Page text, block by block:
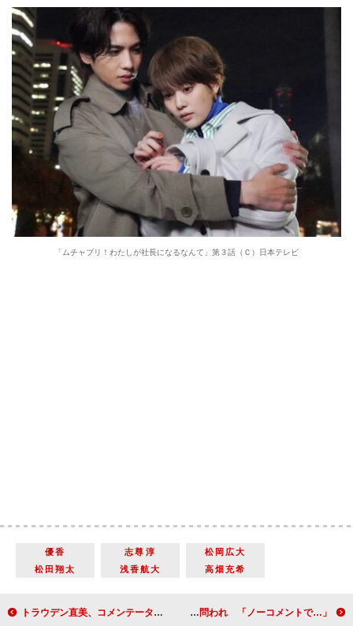
「ムチャブリ！わたしが社長になるなんて」第３話（Ｃ）日本テレビ
優香 志尊淳
松岡広大
松田翔太
浅香航大 高畑充希
トラウデン直美、コメンテーターとして悩んだ過去も 結婚願望は「どっちでもいいけど、子どもが欲しい」 鈴木伸之、チョコを贈りたい特別な相手を問われ 「ノーコメントで…」